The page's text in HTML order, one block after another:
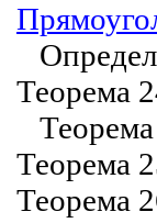
Теорема
Теорема
Теорема